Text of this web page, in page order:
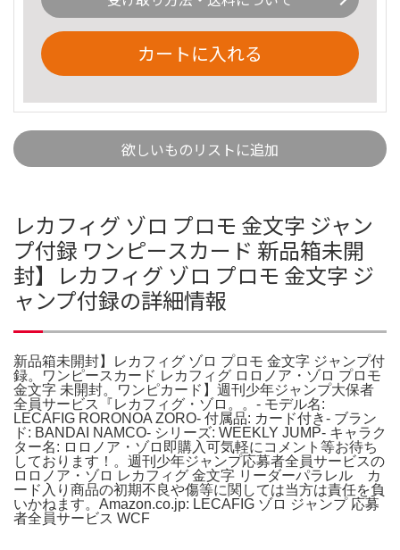
カートに入れる
欲しいものリストに追加
レカフィグ ゾロ プロモ 金文字 ジャン
プ付録 ワンピースカード 新品箱未開
封】レカフィグ ゾロ プロモ 金文字 ジ
ャンプ付録の詳細情報
新品箱未開封】レカフィグ ゾロ プロモ 金文字 ジャンプ付
録。ワンピースカード レカフィグ ロロノア・ゾロ プロモ
金文字 未開封。ワンピカード】週刊少年ジャンプ大保者
全員サービス『レカフィグ・ゾロ。。- モデル名:
LECAFIG RORONOA ZORO- 付属品: カード付き- ブラン
ド: BANDAI NAMCO- シリーズ: WEEKLY JUMP- キャラク
ター名: ロロノア・ゾロ即購入可気軽にコメント等お待ち
しております！。週刊少年ジャンプ応募者全員サービスの
ロロノア・ゾロ レカフィグ 金文字 リーダーパラレル カ
ード入り商品の初期不良や傷等に関しては当方は責任を負
いかねます。Amazon.co.jp: LECAFIG ゾロ ジャンプ 応募
者全員サービス WCF